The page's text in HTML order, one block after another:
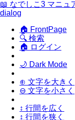
📖 なでしこ3 マニュ
dialog
🏠 FrontPage
🔍 検索
🏠 ログイン
🌙 Dark Mode
⊕ 文字を大きく
⊖ 文字を小さく
↕ 行間を広く
↕ 行間を狭く